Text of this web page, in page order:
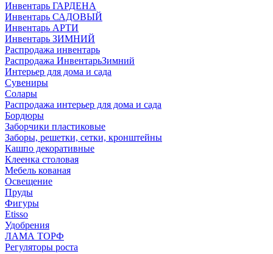
Инвентарь ГАРДЕНА
Инвентарь САДОВЫЙ
Инвентарь АРТИ
Инвентарь ЗИМНИЙ
Распродажа инвентарь
Распродажа ИнвентарьЗимний
Интерьер для дома и сада
Сувениры
Солары
Распродажа интерьер для дома и сада
Бордюры
Заборчики пластиковые
Заборы, решетки, сетки, кронштейны
Кашпо декоративные
Клеенка столовая
Мебель кованая
Освещение
Пруды
Фигуры
Etisso
Удобрения
ЛАМА ТОРФ
Регуляторы роста